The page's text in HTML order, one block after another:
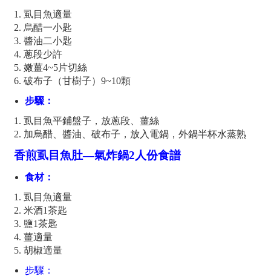
虱目魚適量
烏醋一小匙
醬油二小匙
蔥段少許
嫩薑4~5片切絲
破布子（甘樹子）9~10顆
步驟：
虱目魚平鋪盤子，放蔥段、薑絲
加烏醋、醬油、破布子，放入電鍋，外鍋半杯水蒸熟
香煎虱目魚肚—氣炸鍋2人份食譜
食材：
虱目魚適量
米酒1茶匙
鹽1茶匙
薑適量
胡椒適量
步驟：